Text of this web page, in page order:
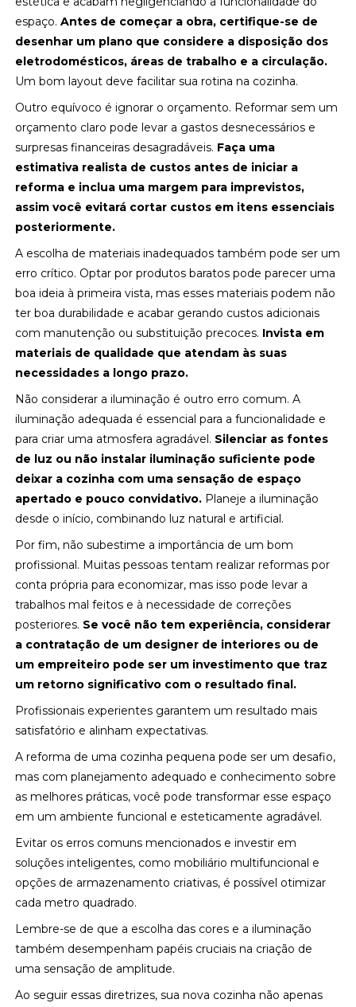
espaço.Antes de começar a obra, certifique-se de
desenhar um plano que considere a disposição dos
eletrodomésticos, áreas de trabalho e a circulação.
Um bom layout deve facilitar sua rotina na cozinha.
Outro equívoco é ignorar o orçamento. Reformar sem um
orçamento claro pode levar a gastos desnecessários e
surpresas financeiras desagradáveis. Faça uma
estimativa realista de custos antes de iniciar a
reforma e inclua uma margem para imprevistos,
assim você evitará cortar custos em itens essenciais
posteriormente.
A escolha de materiais inadequados também pode ser um
erro crítico. Optar por produtos baratos pode parecer uma
boa ideia à primeira vista, mas esses materiais podem não
ter boa durabilidade e acabar gerando custos adicionais
com manutenção ou substituição precoces. Invista em
materiais de qualidade que atendam às suas
necessidades a longo prazo.
Não considerar a iluminação é outro erro comum. A
iluminação adequada é essencial para a funcionalidade e
para criar uma atmosfera agradável. Silenciar as fontes
de luz ou não instalar iluminação suficiente pode
deixar a cozinha com uma sensação de espaço
apertado e pouco convidativo. Planeje a iluminação
desde o início, combinando luz natural e artificial.
Por fim, não subestime a importância de um bom
profissional. Muitas pessoas tentam realizar reformas por
conta própria para economizar, mas isso pode levar a
trabalhos mal feitos e à necessidade de correções
posteriores. Se você não tem experiência, considerar
a contratação de um designer de interiores ou de
um empreiteiro pode ser um investimento que traz
um retorno significativo com o resultado final.
Profissionais experientes garantem um resultado mais
satisfatório e alinham expectativas.
A reforma de uma cozinha pequena pode ser um desafio,
mas com planejamento adequado e conhecimento sobre
as melhores práticas, você pode transformar esse espaço
em um ambiente funcional e esteticamente agradável.
Evitar os erros comuns mencionados e investir em
soluções inteligentes, como mobiliário multifuncional e
opções de armazenamento criativas, é possível otimizar
cada metro quadrado.
Lembre-se de que a escolha das cores e a iluminação
também desempenham papéis cruciais na criação de
uma sensação de amplitude.
Ao seguir essas diretrizes, sua nova cozinha não apenas